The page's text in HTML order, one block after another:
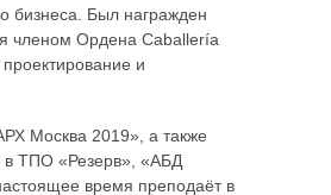
бизнеса. Был награжден
членом Ордена Caballería
и
Москва 2019», а также
в ТПО «Резерв», «АБД
время преподаёт в